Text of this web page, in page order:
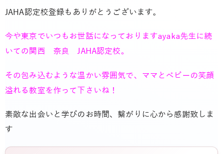
JAHA認定校登録もありがとうございます。
今や東京でいつもお世話になっておりますayaka先生に続
いての関西 奈良 JAHA認定校。
その包み込むような温かい雰囲気で、ママとベビーの笑顔
溢れる教室を作って下さいね！
素敵な出会いと学びのお時間、繋がりに心から感謝致しま
す